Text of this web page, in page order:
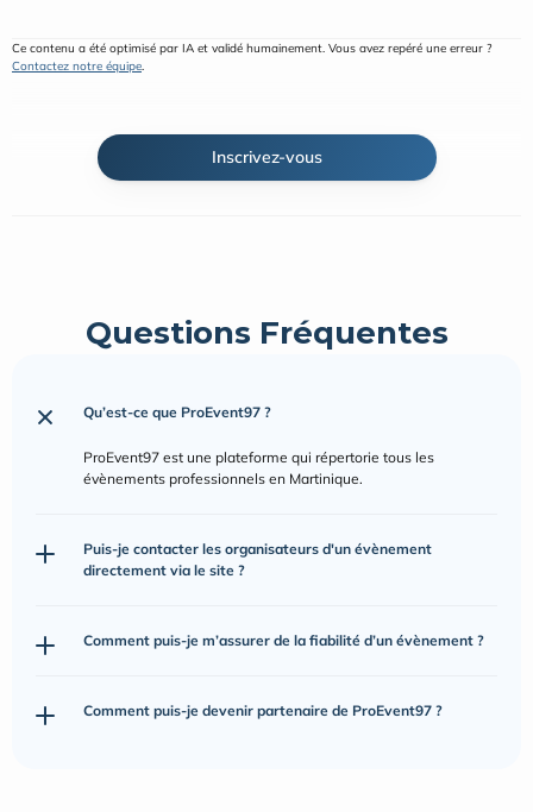
Inscrivez-vous
Contactez notre équipe.
Questions Fréquentes
Qu’est-ce que ProEvent97 ?
ProEvent97 est une plateforme qui répertorie tous les
évènements professionnels en Martinique.
Puis-je contacter les organisateurs d'un évènement
directement via le site ?
Comment puis-je m’assurer de la fiabilité d’un évènement ?
Comment puis-je devenir partenaire de ProEvent97 ?